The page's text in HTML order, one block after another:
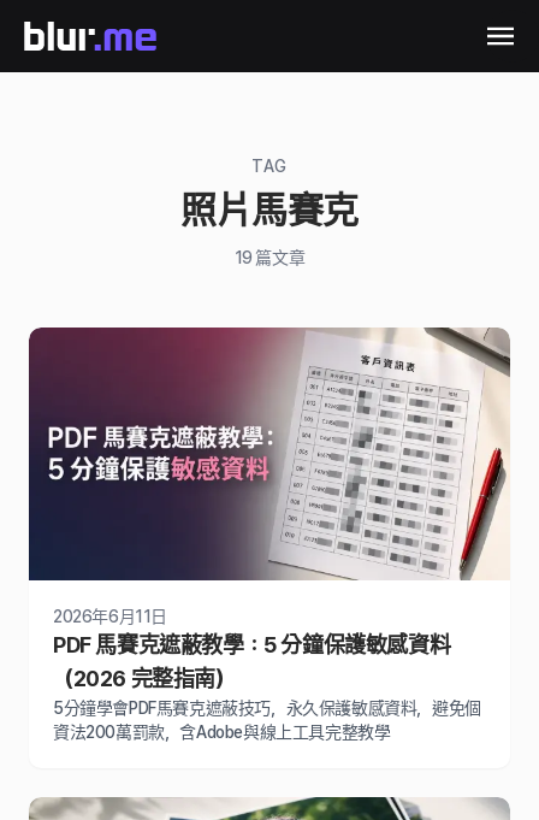
TAG
照片馬賽克
19 篇文章
2026年6月11日
PDF 馬賽克遮蔽教學：5 分鐘保護敏感資料
（2026 完整指南）
5分鐘學會PDF馬賽克遮蔽技巧，永久保護敏感資料，避免個
資法200萬罰款，含Adobe與線上工具完整教學